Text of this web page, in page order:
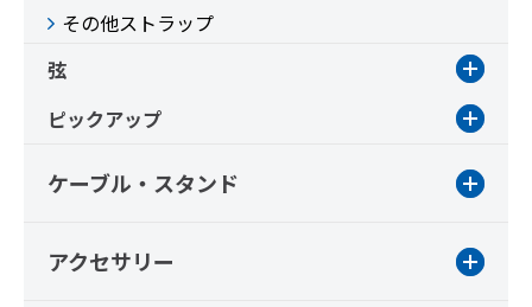
その他ストラップ
弦
ピックアップ
ケーブル・スタンド
アクセサリー